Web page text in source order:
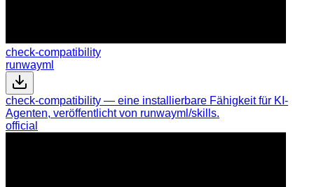
check-compatibility
runwayml
check-compatibility — eine installierbare Fähigkeit für KI-
Agenten, veröffentlicht von runwayml/skills.
official